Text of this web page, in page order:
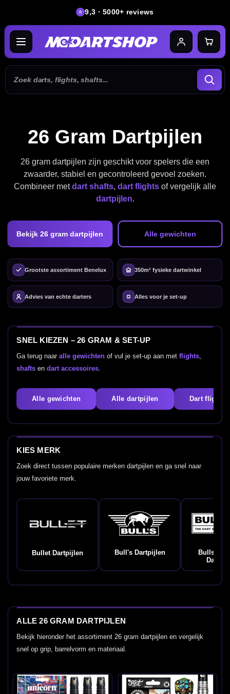
9,3 · 5000+ reviews
26 Gram Dartpijlen
26 gram dartpijlen zijn geschikt voor spelers die een
zwaarder, stabiel en gecontroleerd gevoel zoeken.
Combineer metdart shafts, dart flights of vergelijk alle
dartpijlen.
Bekijk 26 gram dartpijlen Alle gewichten
Grootste assortiment Benelux 350m² fysieke dartwinkel
Advies van echte darters Alles voor je set-up
SNEL KIEZEN – 26 GRAM & SET-UP
Ga terug naaralle gewichten of vul je set-up aan metflights,
shafts endart accessoires.
Alle gewichten Alle dartpijlen Dart flights
KIES MERK
Zoek direct tussen populaire merken dartpijlen en ga snel naar
jouw favoriete merk.
Bullet Dartpijlen Bull's Dartpijlen
Bulls
ALLE 26 GRAM DARTPIJLEN
Bekijk hieronder het assortiment 26 gram dartpijlen en vergelijk
snel op grip, barrelvorm en materiaal.